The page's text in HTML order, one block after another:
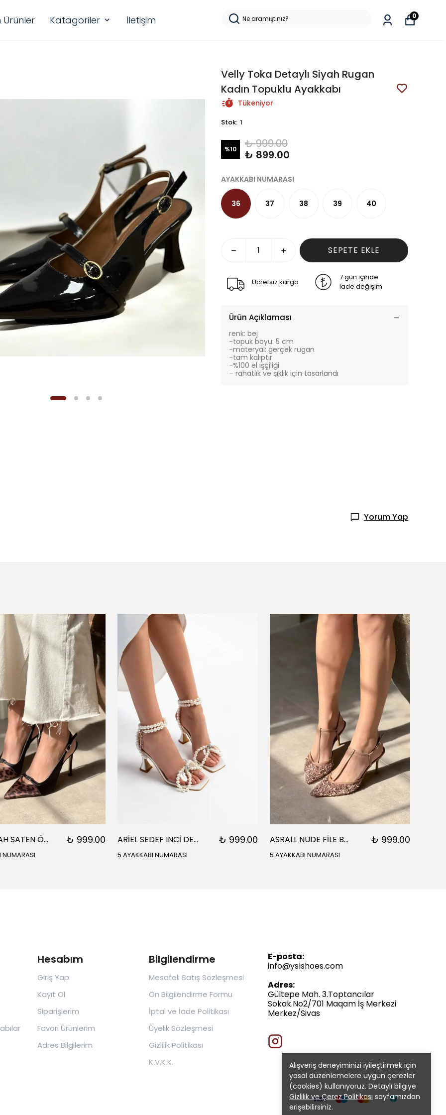
Ürünler Katagoriler İletişim 0
Alışveriş deneyiminizi iyileştirmek için
yasal düzenlemelere uygun çerezler
(cookies) kullanıyoruz. Detaylı bilgiye
Gizlilik ve Çerez Politikası sayfamızdan
erişebilirsiniz.
Velly Toka Detaylı Siyah Rugan
Kadın Topuklu Ayakkabı
Tükeniyor
Stok: 1
%10
₺ 999.00
₺ 899.00
AYAKKABI NUMARASI
36 37 38 39 40
SEPETE EKLE
Ücretsiz kargo
7 gün içinde
iade değişim
Ürün Açıklaması
renk: bej
-topuk boyu: 5 cm
-materyal: gerçek rugan
-tam kalıptır
-%100 el işçiliği
– rahatlık ve şıklık için tasarlandı
Yorum Yap
ARES SİYAH SATEN ÖNÜ SARI SİYAH DETAYLI BİLEK BAĞLI KADIN TOPUKLU AYAKKABI ₺ 999.00
NUMARASI
ARİEL SEDEF INCİ DETAY BİLEK BAĞLI KADIN TOPUKLU SANDALET ₺ 999.00
5 AYAKKABI NUMARASI
ASRALL NUDE FİLE BONCUK DETAYLI SİVRİ BURUN BİLEK BAĞLI KADIN TOPUKLU ₺ 999.00
5 AYAKKABI NUMARASI
Hesabım
Giriş Yap
Kayıt Ol
Siparişlerim
Favori Ürünlerim
Adres Bilgilerim
Bilgilendirme
Mesafeli Satış Sözleşmesi
Ön Bilgilendirme Formu
İptal ve İade Politikası
Üyelik Sözleşmesi
Gizlilik Politikası
K.V.K.K.
E-posta:
info@yslshoes.com
Adres:
Gültepe Mah. 3.Toptancılar
Sokak.No2/701 Maqam İş Merkezi
Merkez/Sivas